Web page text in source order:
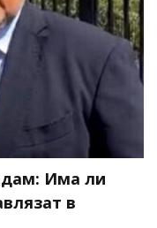
Има ли
в